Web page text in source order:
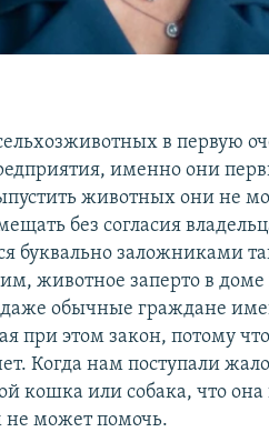
в первую
именно они
животных они не
без согласия
буквально заложниками
животное заперто в
даже обычные граждане
при этом закон, потому
Когда нам поступали
кошка или собака, что
не может помочь.